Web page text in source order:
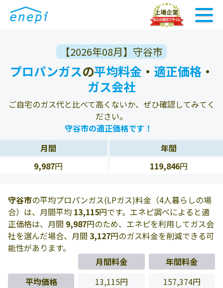
【2026年08月】守谷市
プロパンガスの平均料金 ・ 適正価格 ・
ガス会社
ご自宅のガス代と比べて高くないか、ぜひ確認してみてく
ださい。
守谷市の適正価格です！
月間
年間
9,987円 119,846円
守谷市の平均プロパンガス(LPガス)料金（4人暮らしの場
合）は、月間平均 13,115円です。エネピ調べによると適
正価格は、月間 9,987円のため、エネピを利用してガス会
社を選んだ場合、月間 3,127円のガス料金を削減できる可
能性があります。
月間料金
年間料金
平均価格
13,115円
157,374円